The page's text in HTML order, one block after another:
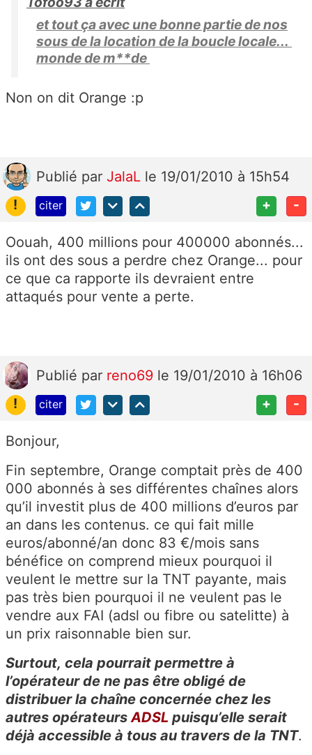
et tout ça avec une bonne partie de nos
sous de la location de la boucle locale...
monde de m**de
Non on dit Orange :p
Publié par JalaL le 19/01/2010 à 15h54
!
citer + -
Oouah, 400 millions pour 400000 abonnés...
ils ont des sous a perdre chez Orange... pour
ce que ca rapporte ils devraient entre
attaqués pour vente a perte.
Publié par reno69 le 19/01/2010 à 16h06
!
citer + -
Bonjour,
Fin septembre, Orange comptait près de 400
000 abonnés à ses différentes chaînes alors
qu’il investit plus de 400 millions d’euros par
an dans les contenus. ce qui fait mille
euros/abonné/an donc 83 €/mois sans
bénéfice on comprend mieux pourquoi il
veulent le mettre sur la TNT payante, mais
pas très bien pourquoi il ne veulent pas le
vendre aux FAI (adsl ou fibre ou satelitte) à
un prix raisonnable bien sur.
Surtout, cela pourrait permettre à
l’opérateur de ne pas être obligé de
distribuer la chaîne concernée chez les
autres opérateurs ADSL puisqu’elle serait
déjà accessible à tous au travers de la TNT.